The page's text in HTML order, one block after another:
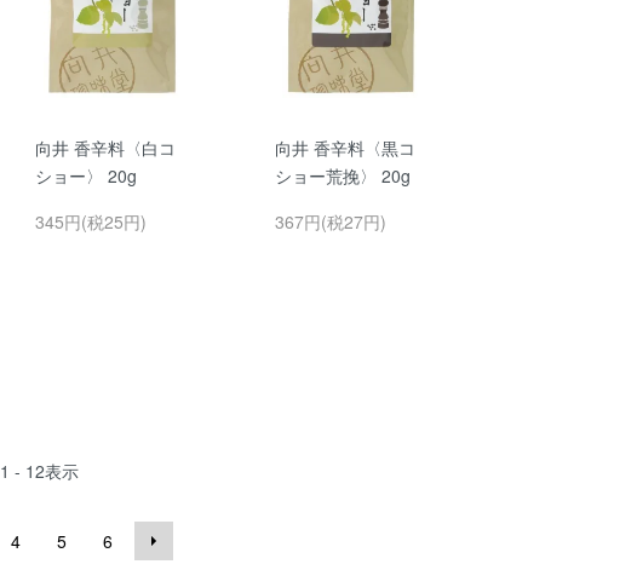
向井 香辛料〈白コ
ショー〉 20g
345円(税25円)
向井 香辛料〈黒コ
ショー荒挽〉 20g
367円(税27円)
1 - 12表示
4 5 6